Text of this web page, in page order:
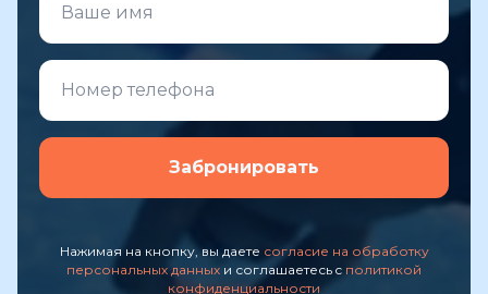
Забронировать
Нажимая на кнопку, вы даете согласие на обработку
персональных данных и соглашаетесь c политикой
конфиденциальности